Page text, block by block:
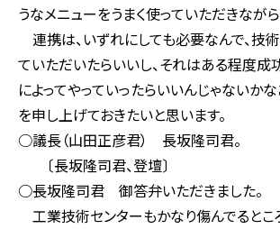
うなメニューをうまく使っていただきなが
連携は、いずれにしても必要なんで、
ていただいたらいいし、それはある程度成
によってやっていったらいいんじゃないか
を申し上げておきたいと思います。
○議長（山田正彦君） 長坂隆司君。
〔長坂隆司君、登壇〕
○長坂隆司君 御答弁いただきました。
工業技術センターもかなり傷んでるとこ